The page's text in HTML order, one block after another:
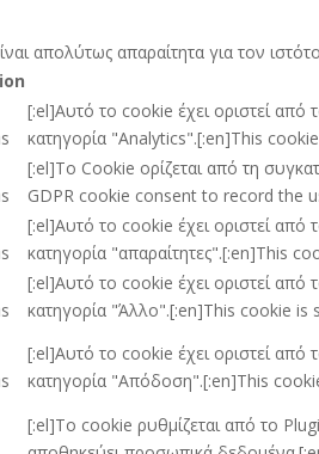
απολύτως απαραίτητα για τον
[:el]Αυτό το cookie έχει οριστεί από
κατηγορία "Analytics".[:en]This
[:el]Το Cookie ορίζεται από τη
GDPR cookie consent to record the
[:el]Αυτό το cookie έχει οριστεί
κατηγορία "απαραίτητες".[:en]This
[:el]Αυτό το cookie έχει οριστεί από
κατηγορία "Άλλο".[:en]This cookie
[:el]Αυτό το cookie έχει οριστεί από
κατηγορία "Απόδοση".[:en]This
[:el]Το cookie ρυθμίζεται από το